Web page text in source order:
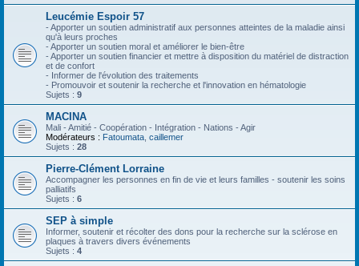
Leucémie Espoir 57
- Apporter un soutien administratif aux personnes atteintes de la maladie ainsi
qu'à leurs proches
- Apporter un soutien moral et améliorer le bien-être
- Apporter un soutien financier et mettre à disposition du matériel de distraction
et de confort
- Informer de l'évolution des traitements
- Promouvoir et soutenir la recherche et l'innovation en hématologie
Sujets : 9
MACINA
Mali - Amitié - Coopération - Intégration - Nations - Agir
Modérateurs : Fatoumata caillemer
Sujets : 28
Pierre-Clément Lorraine
Accompagner les personnes en fin de vie et leurs familles - soutenir les soins
palliatifs
Sujets : 6
SEP à simple
Informer, soutenir et récolter des dons pour la recherche sur la sclérose en
plaques à travers divers événements
Sujets : 4